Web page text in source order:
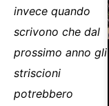
invece quando
scrivono che dal
prossimo anno gli
striscioni
potrebbero